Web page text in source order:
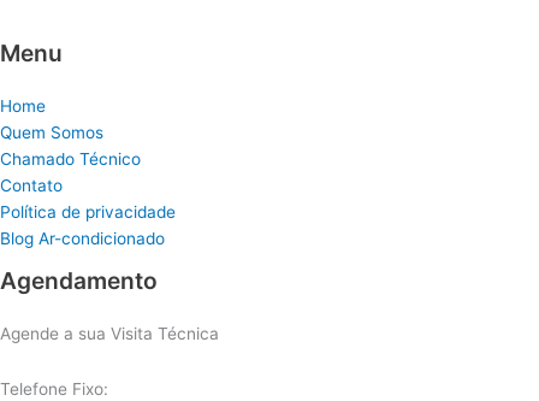
Menu
Home
Quem Somos
Chamado Técnico
Contato
Política de privacidade
Blog Ar-condicionado
Agendamento
Agende a sua Visita Técnica
Telefone Fixo: